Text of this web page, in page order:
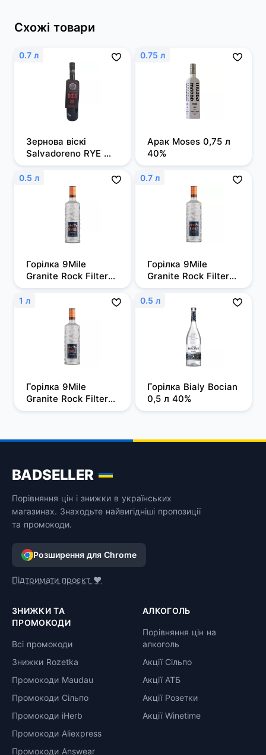
Схожі товари
0.7 л
Зернова віскі
Salvadoreno RYE
0,7л 50%
0.75 л
Арак Moses 0,75 л
40%
0.5 л
Горілка 9Mile
Granite Rock Filtered
0,5л, 37,5%
0.7 л
Горілка 9Mile
Granite Rock Filtered
0,7 л, 37,5%
1 л
Горілка 9Mile
Granite Rock Filtered
1 л, 37,5%
0.5 л
Горілка Bialy Bocian
0,5 л 40%
BADSELLER
Порівняння цін і знижки в українських
магазинах. Знаходьте найвигідніші пропозиції
та промокоди.
Розширення для Chrome
Підтримати проєкт ❤️
ЗНИЖКИ ТА
ПРОМОКОДИ
Всі промокоди
Знижки Rozetka
Промокоди Maudau
Промокоди Сільпо
Промокоди iHerb
Промокоди Aliexpress
Промокоди Answear
АЛКОГОЛЬ
Порівняння цін на
алкоголь
Акції Сільпо
Акції АТБ
Акції Розетки
Акції Winetime